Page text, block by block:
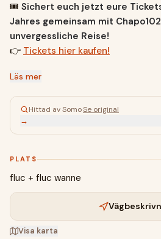
🎟️ Sichert euch jetzt eure
Jahres gemeinsam mit
unvergessliche Reise!
👉 Tickets hier kaufen!
Läs mer
Hittad av SomoSe original
→
PLATS
fluc + fluc wanne
Visa karta